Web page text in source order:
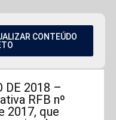
CONTEÚDO
DE 2018 –
RFB nº
2017, que